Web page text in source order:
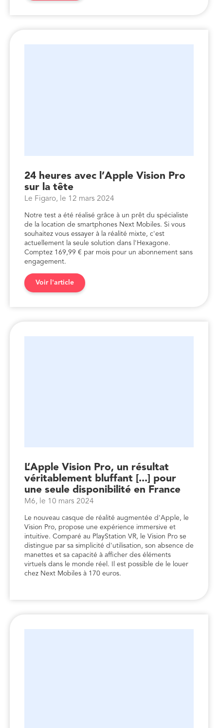
24 heures avec l’Apple Vision Pro
sur la tête
Le Figaro, le 12 mars 2024
Notre test a été réalisé grâce à un prêt du spécialiste
de la location de smartphones Next Mobiles. Si vous
souhaitez vous essayer à la réalité mixte, c'est
actuellement la seule solution dans l'Hexagone.
Comptez 169,99 € par mois pour un abonnement sans
engagement.
Voir l'article
L’Apple Vision Pro, un résultat
véritablement bluffant [...] pour
une seule disponibilité en France
M6, le 10 mars 2024
Le nouveau casque de réalité augmentée d'Apple, le
Vision Pro, propose une expérience immersive et
intuitive. Comparé au PlayStation VR, le Vision Pro se
distingue par sa simplicité d'utilisation, son absence de
manettes et sa capacité à afficher des éléments
virtuels dans le monde réel. Il est possible de le louer
chez Next Mobiles à 170 euros.